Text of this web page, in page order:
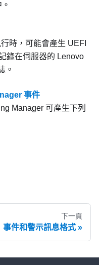
時，可能會產生 UEFI
錄在伺服器的 Lenovo
。
事件
Manager 可產生下列
下一頁
事件和警示訊息格式